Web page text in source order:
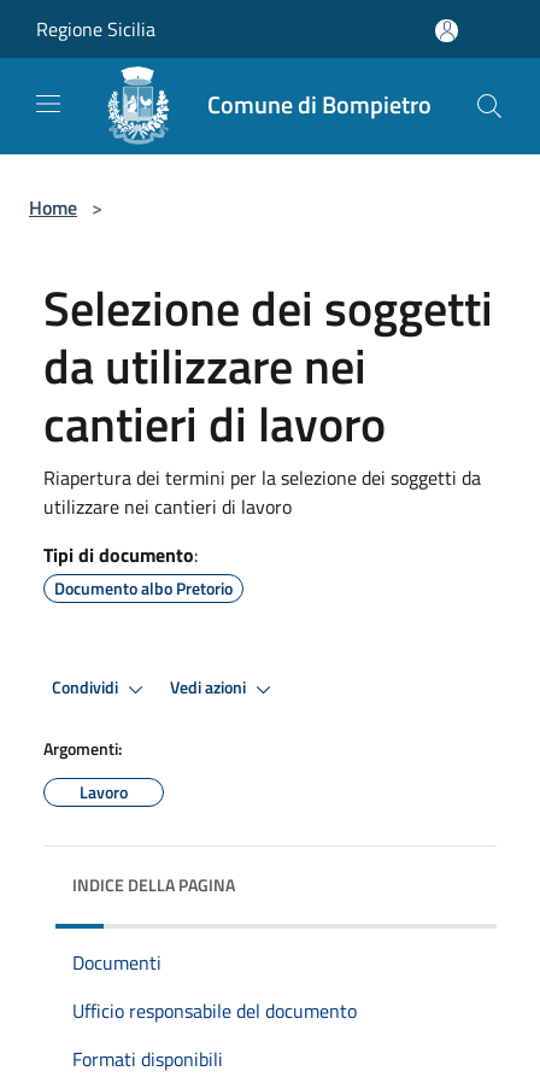
Regione Sicilia
Comune di Bompietro
Home >
Selezione dei soggetti
da utilizzare nei
cantieri di lavoro
Riapertura dei termini per la selezione dei soggetti da
utilizzare nei cantieri di lavoro
Tipi di documento:
Documento albo Pretorio
Condividi Vedi azioni
Argomenti:
Lavoro
INDICE DELLA PAGINA
Documenti
Ufficio responsabile del documento
Formati disponibili